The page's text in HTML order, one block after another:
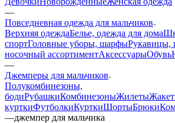
—
Повседневная одежда для мальчиков
Верхняя одеждаБелье, одежда для дома
спортГоловные уборы, шарфыРукавицы,
носочный ассортиментАксессуарыОбувь
—
Джемперы для мальчиков
Полукомбинезоны,
бодиРубашкиКомбинезоныЖилеты
курткиФутболкиКурткиШортыБрюки
—джемпер для мальчика